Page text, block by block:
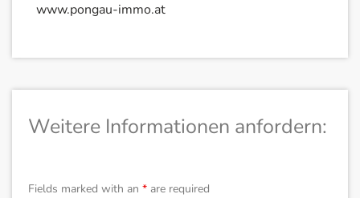
Weitere Informationen anfordern:
Fields marked with an* are required
www.pongau-immo.at